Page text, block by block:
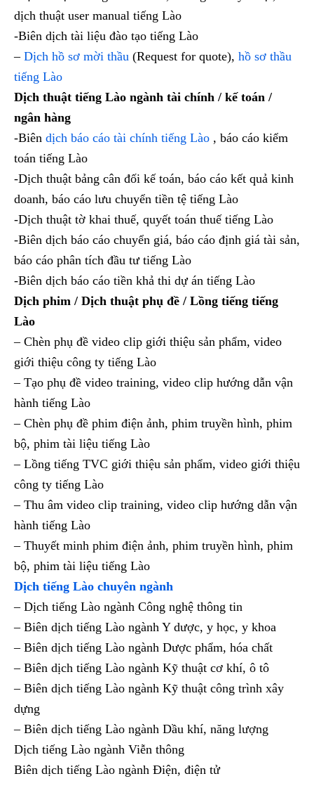
dịch thuật user manual tiếng Lào
-Biên dịch tài liệu đào tạo tiếng Lào
– Dịch hồ sơ mời thầu (Request for quote), hồ sơ thầu
tiếng Lào
Dịch thuật tiếng Lào ngành tài chính / kế toán /
ngân hàng
-Biên dịch báo cáo tài chính tiếng Lào , báo cáo kiểm
toán tiếng Lào
-Dịch thuật bảng cân đối kế toán, báo cáo kết quả kinh
doanh, báo cáo lưu chuyển tiền tệ tiếng Lào
-Dịch thuật tờ khai thuế, quyết toán thuế tiếng Lào
-Biên dịch báo cáo chuyển giá, báo cáo định giá tài sản,
báo cáo phân tích đầu tư tiếng Lào
-Biên dịch báo cáo tiền khả thi dự án tiếng Lào
Dịch phim / Dịch thuật phụ đề / Lồng tiếng tiếng
Lào
– Chèn phụ đề video clip giới thiệu sản phẩm, video
giới thiệu công ty tiếng Lào
– Tạo phụ đề video training, video clip hướng dẫn vận
hành tiếng Lào
– Chèn phụ đề phim điện ảnh, phim truyền hình, phim
bộ, phim tài liệu tiếng Lào
– Lồng tiếng TVC giới thiệu sản phẩm, video giới thiệu
công ty tiếng Lào
– Thu âm video clip training, video clip hướng dẫn vận
hành tiếng Lào
– Thuyết minh phim điện ảnh, phim truyền hình, phim
bộ, phim tài liệu tiếng Lào
Dịch tiếng Lào chuyên ngành
– Dịch tiếng Lào ngành Công nghệ thông tin
– Biên dịch tiếng Lào ngành Y dược, y học, y khoa
– Biên dịch tiếng Lào ngành Dược phẩm, hóa chất
– Biên dịch tiếng Lào ngành Kỹ thuật cơ khí, ô tô
– Biên dịch tiếng Lào ngành Kỹ thuật công trình xây
dựng
– Biên dịch tiếng Lào ngành Dầu khí, năng lượng
Dịch tiếng Lào ngành Viễn thông
Biên dịch tiếng Lào ngành Điện, điện tử